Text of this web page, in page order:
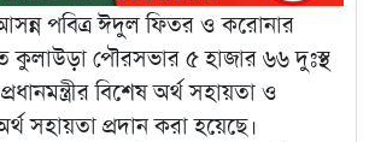
পবিত্র ঈদুল ফিতর ও করোনার
কুলাউড়া পৌরসভার ৫ হাজার ৬৬ দুঃস্থ
বিশেষ অর্থ সহায়তা ও
সহায়তা প্রদান করা হয়েছে।